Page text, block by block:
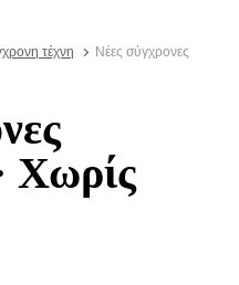
τέχνη
Νέες σύγχρονες
Χωρίς